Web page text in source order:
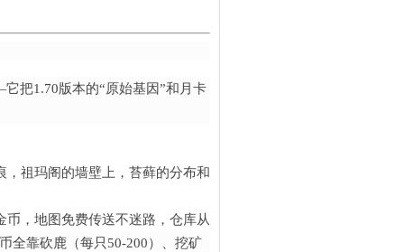
把1.70版本的“原始基因”和月卡
祖玛阁的墙壁上，苔藓的分布和当年网吧截图分毫不差；沃
地图免费传送不迷路，仓库从3格扩容到20格，连“挖矿累了
全靠砍鹿（每只50-200）、挖矿